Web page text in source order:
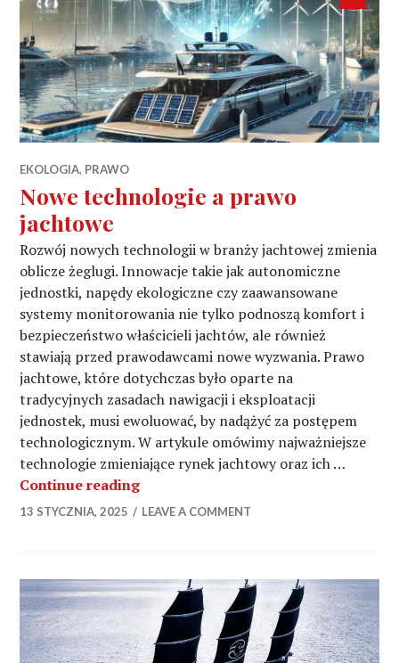
post
EKOLOGIA, PRAWO
Nowe technologie a prawo
jachtowe
Rozwój nowych technologii w branży jachtowej zmienia
oblicze żeglugi. Innowacje takie jak autonomiczne
jednostki, napędy ekologiczne czy zaawansowane
systemy monitorowania nie tylko podnoszą komfort i
bezpieczeństwo właścicieli jachtów, ale również
stawiają przed prawodawcami nowe wyzwania. Prawo
jachtowe, które dotychczas było oparte na
tradycyjnych zasadach nawigacji i eksploatacji
jednostek, musi ewoluować, by nadążyć za postępem
technologicznym. W artykule omówimy najważniejsze
technologie zmieniające rynek jachtowy oraz ich …
Continue readingNowe technologie a prawo jachtowe
13 STYCZNIA, 2025 LEAVE A COMMENT